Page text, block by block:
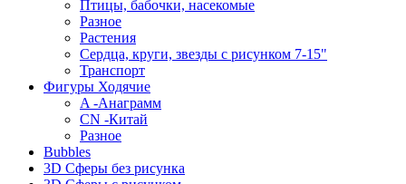
Птицы, бабочки, насекомые
Разное
Растения
Сердца, круги, звезды с рисунком 7-15"
Транспорт
Фигуры Ходячие
A -Анаграмм
CN -Китай
Разное
Bubbles
3D Сферы без рисунка